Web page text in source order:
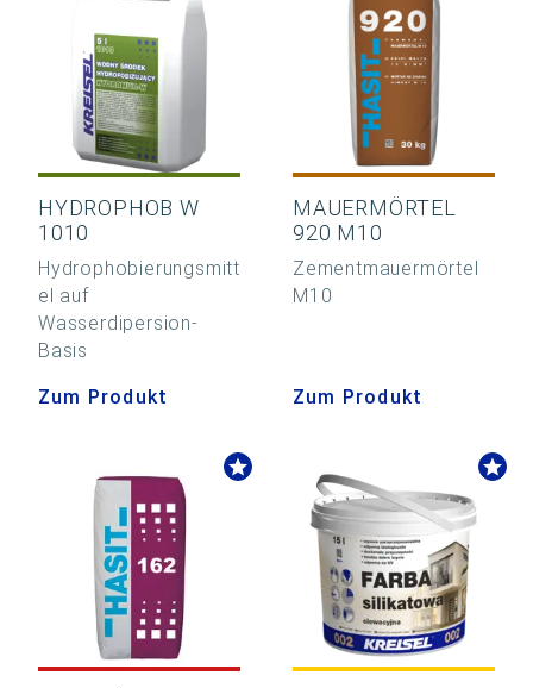
HYDROPHOB W
1010
Hydrophobierungsmitt
el auf
Wasserdipersion-
Basis
Zum Produkt
MAUERMÖRTEL
920 M10
Zementmauermörtel
M10
Zum Produkt